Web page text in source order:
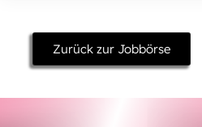
Zurück zur Jobbörse